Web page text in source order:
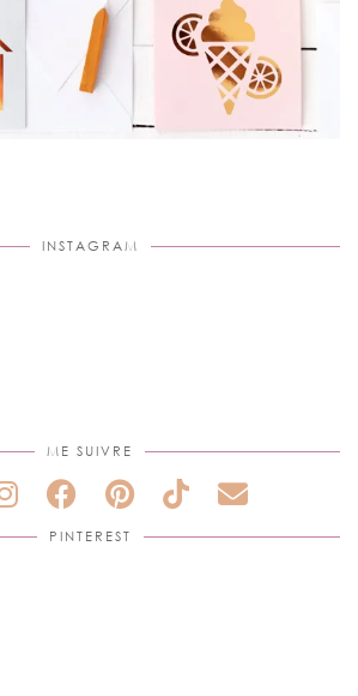
INSTAGRAM
ME SUIVRE
PINTEREST